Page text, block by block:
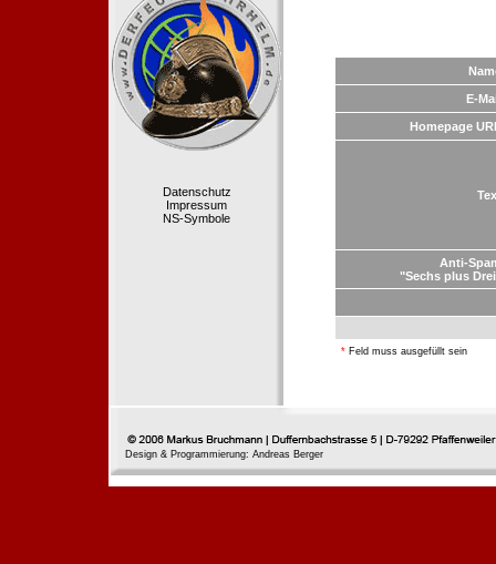
Datenschutz
Impressum
NS-Symbole
E-
Homepage
Anti-
"Sechs plus
*Feld muss ausgefüllt sein
Design & Programmierung: Andreas Berger